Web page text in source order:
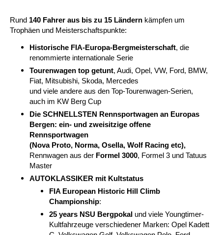
Rund 140 Fahrer aus bis zu 15 Ländern kämpfen um
Trophäen und Meisterschaftspunkte:
Historische FIA-Europa-Bergmeisterschaft, die
renommierte internationale Serie
Tourenwagen top getunt, Audi, Opel, VW, Ford, BMW,
Fiat, Mitsubishi, Skoda, Mercedes
und viele andere aus den Top-Tourenwagen-Serien,
auch im KW Berg Cup
Die SCHNELLSTEN Rennsportwagen an Europas
Bergen: ein- und zweisitzige offene
Rennsportwagen
(Nova Proto, Norma, Osella, Wolf Racing etc),
Rennwagen aus der Formel 3000, Formel 3 und Tatuus
Master
AUTOKLASSIKER mit Kultstatus
FIA European Historic Hill Climb
Championship:
25 years NSU Bergpokal und viele Youngtimer-
Kultfahrzeuge verschiedener Marken: Opel Kadett